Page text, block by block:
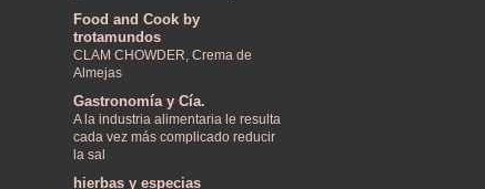
Food and Cook by
trotamundos
CLAM CHOWDER, Crema de
Almejas
Gastronomía y Cía.
A la industria alimentaria le resulta
cada vez más complicado reducir
la sal
hierbas y especias